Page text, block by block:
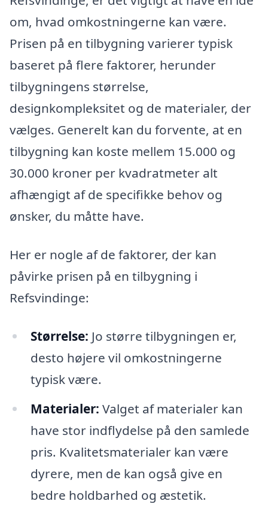
om, hvad omkostningerne kan være.
Prisen på en tilbygning varierer typisk
baseret på flere faktorer, herunder
tilbygningens størrelse,
designkompleksitet og de materialer, der
vælges. Generelt kan du forvente, at en
tilbygning kan koste mellem 15.000 og
30.000 kroner per kvadratmeter alt
afhængigt af de specifikke behov og
ønsker, du måtte have.
Her er nogle af de faktorer, der kan
påvirke prisen på en tilbygning i
Refsvindinge:
Størrelse: Jo større tilbygningen er,
desto højere vil omkostningerne
typisk være.
Materialer: Valget af materialer kan
have stor indflydelse på den samlede
pris. Kvalitetsmaterialer kan være
dyrere, men de kan også give en
bedre holdbarhed og æstetik.